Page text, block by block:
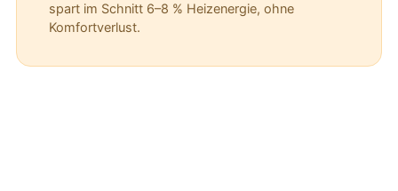
spart im Schnitt 6–8 % Heizenergie, ohne
Komfortverlust.